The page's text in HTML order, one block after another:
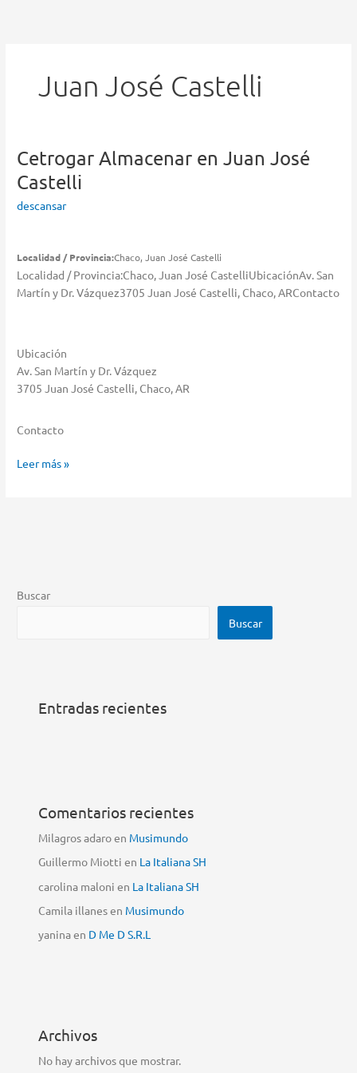
Juan José Castelli
CetrogarAlmacenar en Juan José
Castelli
descansar
Localidad / Provincia:Chaco, Juan José Castelli
Localidad / Provincia:Chaco, Juan José CastelliUbicaciónAv. San
Martín y Dr. Vázquez3705 Juan José Castelli, Chaco, ARContacto
Ubicación
Av. San Martín y Dr. Vázquez
3705 Juan José Castelli, Chaco, AR
Contacto
Cetrogar
Leer más »
Buscar
Buscar
Entradas recientes
Comentarios recientes
Milagros adaroen Musimundo
Guillermo Miotti en La Italiana SH
carolina maloni en La Italiana SH
Camila illanesen Musimundo
yaninaen D Me D S.R.L
Archivos
No hay archivos que mostrar.